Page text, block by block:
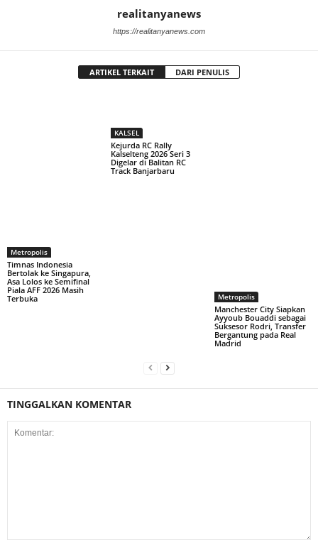
realitanyanews
https://realitanyanews.com
ARTIKEL TERKAIT DARI PENULIS
Metropolis
Timnas Indonesia
Bertolak ke Singapura,
Asa Lolos ke Semifinal
Piala AFF 2026 Masih
Terbuka
KALSEL
Kejurda RC Rally
Kalselteng 2026 Seri 3
Digelar di Balitan RC
Track Banjarbaru
Metropolis
Manchester City Siapkan
Ayyoub Bouaddi sebagai
Suksesor Rodri, Transfer
Bergantung pada Real
Madrid
TINGGALKAN KOMENTAR